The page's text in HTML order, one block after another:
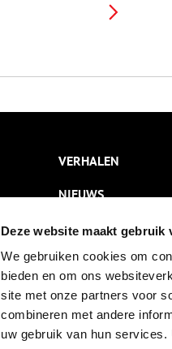
Deze website maakt gebruik
We gebruiken cookies om
bieden en om ons
site met onze partners voor
combineren met andere
uw gebruik van hun
VERHALEN
NIEUWS
KALENDER
THEMA’S
ACTIVITEITEN
VIDEO’S